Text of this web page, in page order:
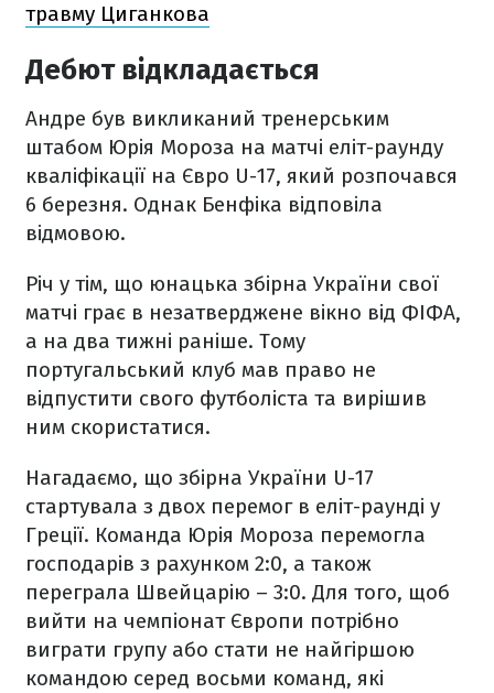
травму Циганкова
Дебют відкладається
Андре був викликаний тренерським
штабом Юрія Мороза на матчі еліт-раунду
кваліфікації на Євро U-17, який розпочався
6 березня. Однак Бенфіка відповіла
відмовою.
Річ у тім, що юнацька збірна України свої
матчі грає в незатверджене вікно від ФІФА,
а на два тижні раніше. Тому
португальський клуб мав право не
відпустити свого футболіста та вирішив
ним скористатися.
Нагадаємо, що збірна України U-17
стартувала з двох перемог в еліт-раунді у
Греції. Команда Юрія Мороза перемогла
господарів з рахунком 2:0, а також
переграла Швейцарію – 3:0. Для того, щоб
вийти на чемпіонат Європи потрібно
виграти групу або стати не найгіршою
командою серед восьми команд, які